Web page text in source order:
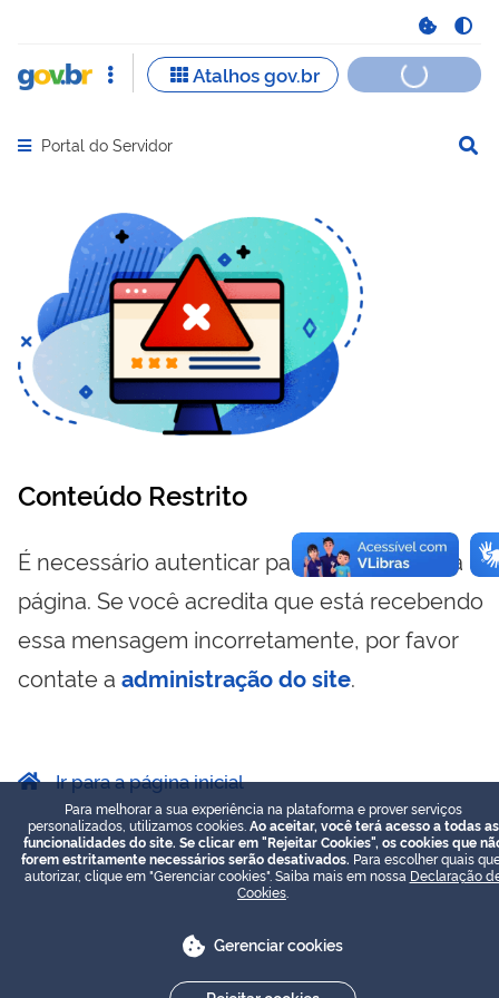
Abrir menu principal de navegação
Portal do Servidor
Conteúdo Restrito
É necessário autenticar para visualizar essa
página. Se você acredita que está recebendo
essa mensagem incorretamente, por favor
contate a administração do site.
Ir para a página inicial
Para melhorar a sua experiência na plataforma e prover serviços
personalizados, utilizamos cookies. Ao aceitar, você terá acesso a todas as
funcionalidades do site. Se clicar em "Rejeitar Cookies", os cookies que
forem estritamente necessários serão desativados. Para escolher quais
autorizar, clique em "Gerenciar cookies". Saiba mais em nossa Declaração
Cookies
Gerenciar cookies